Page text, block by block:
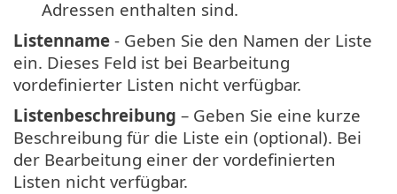
Adressen enthalten sind.
Listenname - Geben Sie den Namen der Liste
ein. Dieses Feld ist bei Bearbeitung
vordefinierter Listen nicht verfügbar.
Listenbeschreibung – Geben Sie eine kurze
Beschreibung für die Liste ein (optional). Bei
der Bearbeitung einer der vordefinierten
Listen nicht verfügbar.